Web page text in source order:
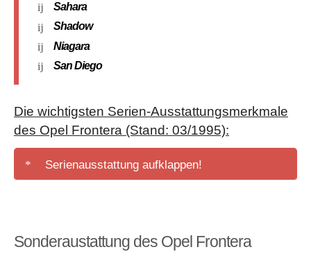
Sahara
Shadow
Niagara
San Diego
Die wichtigsten Serien-Ausstattungsmerkmale
des Opel Frontera (Stand: 03/1995):
Serienausstattung aufklappen!
beim Frontera Sport)
Sonderaustattung des Opel Frontera